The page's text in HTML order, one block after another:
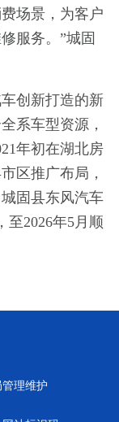
场景，为客户
服务。”城固
创新打造的新
系车型资源，
年初在湖北房
区推广布局，
固县东风汽车
至2026年5月顺
理维护